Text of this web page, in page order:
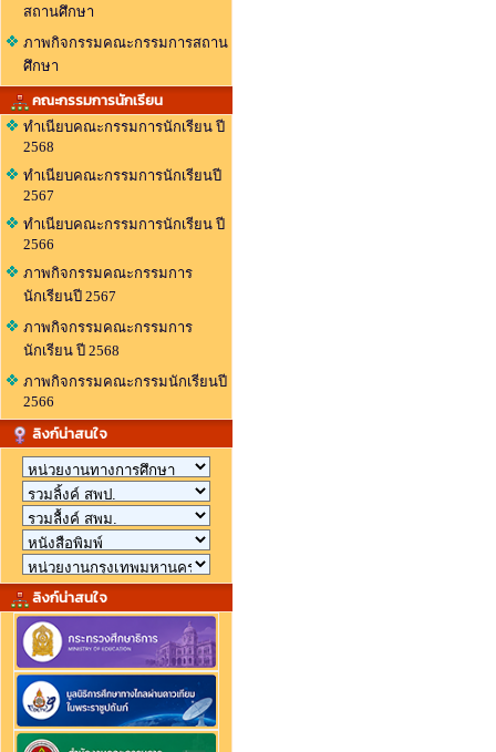
สถานศึกษา
ภาพกิจกรรมคณะกรรมการสถาน
ศึกษา
คณะกรรมการนักเรียน
ทำเนียบคณะกรรมการนักเรียน ปี
2568
ทำเนียบคณะกรรมการนักเรียนปี
2567
ทำเนียบคณะกรรมการนักเรียน ปี
2566
ภาพกิจกรรมคณะกรรมการ
นักเรียนปี 2567
ภาพกิจกรรมคณะกรรมการ
นักเรียน ปี 2568
ภาพกิจกรรมคณะกรรมนักเรียนปี
2566
ลิงก์น่าสนใจ
ลิงก์น่าสนใจ